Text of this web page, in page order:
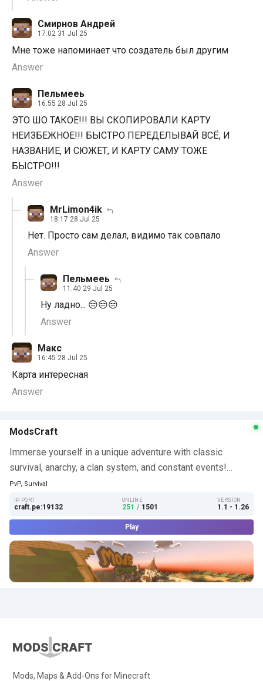
Смирнов Андрей
17:02 31 Jul 25
Мне тоже напоминает что создатель был другим
Answer
Пельмееь
16:55 28 Jul 25
ЭТО ШО ТАКОЕ!!! ВЫ СКОПИРОВАЛИ КАРТУ
НЕИЗБЕЖНОЕ!!! БЫСТРО ПЕРЕДЕЛЫВАЙ ВСЁ, И
НАЗВАНИЕ, И СЮЖЕТ, И КАРТУ САМУ ТОЖЕ
БЫСТРО!!!
Answer
MrLimon4ik
18:17 28 Jul 25
Нет. Просто сам делал, видимо так совпало
Answer
Пельмееь
11:40 29 Jul 25
Ну ладно... 😑😑😑
Answer
Макс
16:45 28 Jul 25
Карта интересная
Answer
ModsCraft
Immerse yourself in a unique adventure with classic
survival, anarchy, a clan system, and constant events!…
PvP, Survival
IP:PORT
craft.pe:19132
ONLINE
251 / 1501
VERSION
1.1 - 1.26
Play
Mods, Maps & Add-Ons for Minecraft